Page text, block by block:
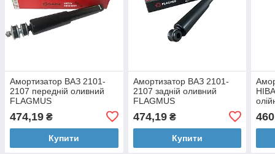
Амортизатор ВАЗ 2101-
2107 передній оливний
FLAGMUS
474,19 ₴
Купити
Амортизатор ВАЗ 2101-
2107 задній оливний
FLAGMUS
474,19₴
Купити